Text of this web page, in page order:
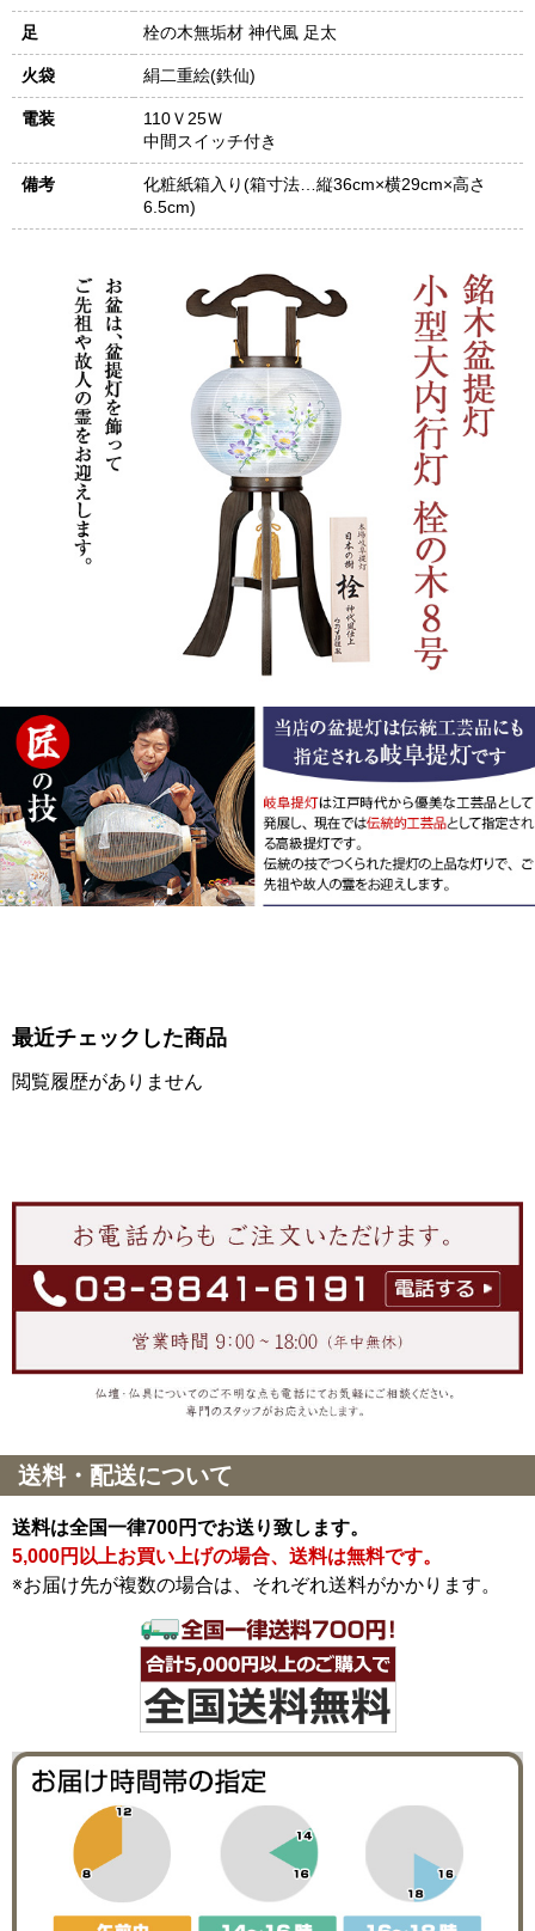
足 栓の木無垢材 神代風 足太
火袋 絹二重絵(鉄仙)
電装
110Ｖ25Ｗ
中間スイッチ付き
備考
化粧紙箱入り(箱寸法…縦36cm×横29cm×高さ
6.5cm)
最近チェックした商品
閲覧履歴がありません
送料・配送について
送料は全国一律700円でお送り致します。
5,000円以上お買い上げの場合、送料は無料です。
※お届け先が複数の場合は、それぞれ送料がかかります。